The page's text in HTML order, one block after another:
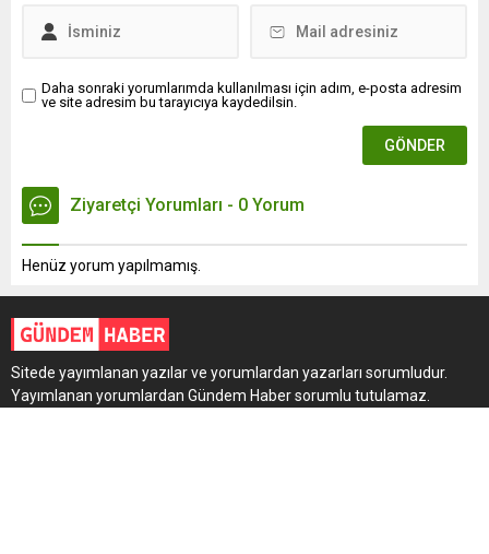
Daha sonraki yorumlarımda kullanılması için adım, e-posta adresim
ve site adresim bu tarayıcıya kaydedilsin.
Ziyaretçi Yorumları - 0 Yorum
Henüz yorum yapılmamış.
Sitede yayımlanan yazılar ve yorumlardan yazarları sorumludur.
Yayımlanan yorumlardan Gündem Haber sorumlu tutulamaz.